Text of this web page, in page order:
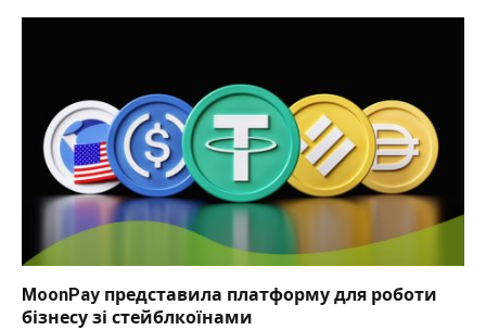
MoonPay представила платформу для роботи
бізнесу зі стейблкоїнами